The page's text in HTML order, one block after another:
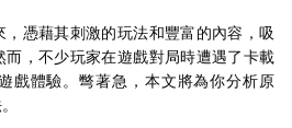
，憑藉其刺激的玩法和豐富的內容，吸
而，不少玩家在遊戲對局時遭遇了卡載
戲體驗。彆著急，本文將為你分析原